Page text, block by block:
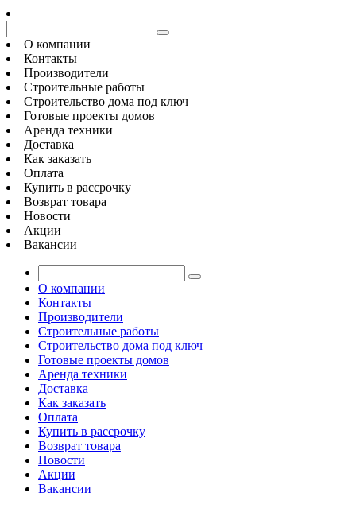
О компании
Контакты
Производители
Строительные работы
Строительство дома под ключ
Готовые проекты домов
Аренда техники
Доставка
Как заказать
Оплата
Купить в рассрочку
Возврат товара
Новости
Акции
Вакансии
О компании
Контакты
Производители
Строительные работы
Строительство дома под ключ
Готовые проекты домов
Аренда техники
Доставка
Как заказать
Оплата
Купить в рассрочку
Возврат товара
Новости
Акции
Вакансии